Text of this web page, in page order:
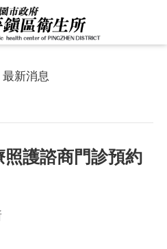
最新消息
護諮商門診預約